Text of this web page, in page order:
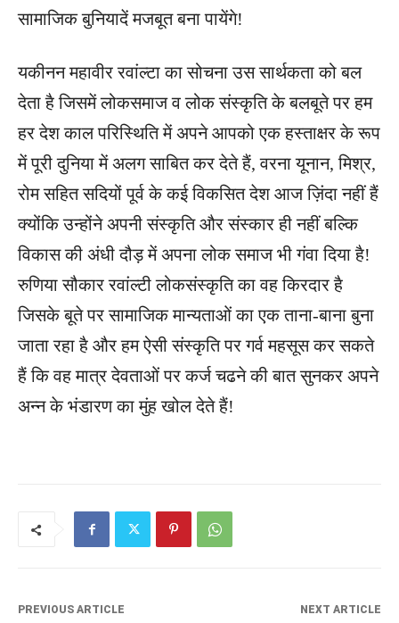
सामाजिक बुनियादें मजबूत बना पायेंगे!
यकीनन महावीर रवांल्टा का सोचना उस सार्थकता को बल
देता है जिसमें लोकसमाज व लोक संस्कृति के बलबूते पर हम
हर देश काल परिस्थिति में अपने आपको एक हस्ताक्षर के रूप
में पूरी दुनिया में अलग साबित कर देते हैं, वरना यूनान, मिश्र,
रोम सहित सदियों पूर्व के कई विकसित देश आज ज़िंदा नहीं हैं
क्योंकि उन्होंने अपनी संस्कृति और संस्कार ही नहीं बल्कि
विकास की अंधी दौड़ में अपना लोक समाज भी गंवा दिया है!
रुणिया सौकार रवांल्टी लोकसंस्कृति का वह किरदार है
जिसके बूते पर सामाजिक मान्यताओं का एक ताना-बाना बुना
जाता रहा है और हम ऐसी संस्कृति पर गर्व महसूस कर सकते
हैं कि वह मात्र देवताओं पर कर्ज चढने की बात सुनकर अपने
अन्न के भंडारण का मुंह खोल देते हैं!
PREVIOUS ARTICLE NEXT ARTICLE